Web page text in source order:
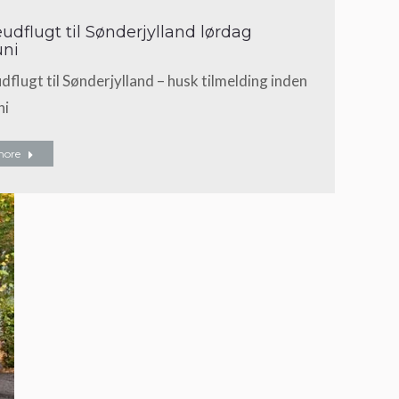
til Sønderjylland lørdag
til Sønderjylland – husk tilmelding inden